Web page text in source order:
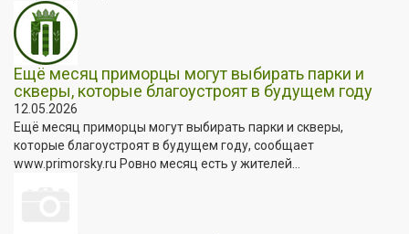
Ещё месяц приморцы могут выбирать парки и
скверы, которые благоустроят в будущем году
12.05.2026
Ещё месяц приморцы могут выбирать парки и скверы,
которые благоустроят в будущем году, сообщает
www.primorsky.ru Ровно месяц есть у жителей...